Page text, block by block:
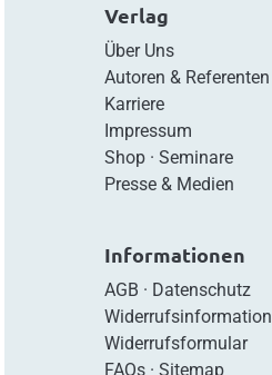
Verlag
Über Uns
Autoren & Referenten
Karriere
Impressum
Shop· Seminare
Presse & Medien
Informationen
AGB · Datenschutz
Widerrufsinformation
Widerrufsformular
FAQs· Sitemap